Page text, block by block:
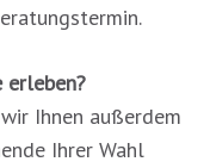
erleben?
Ihnen außerdem
Ihrer Wahl